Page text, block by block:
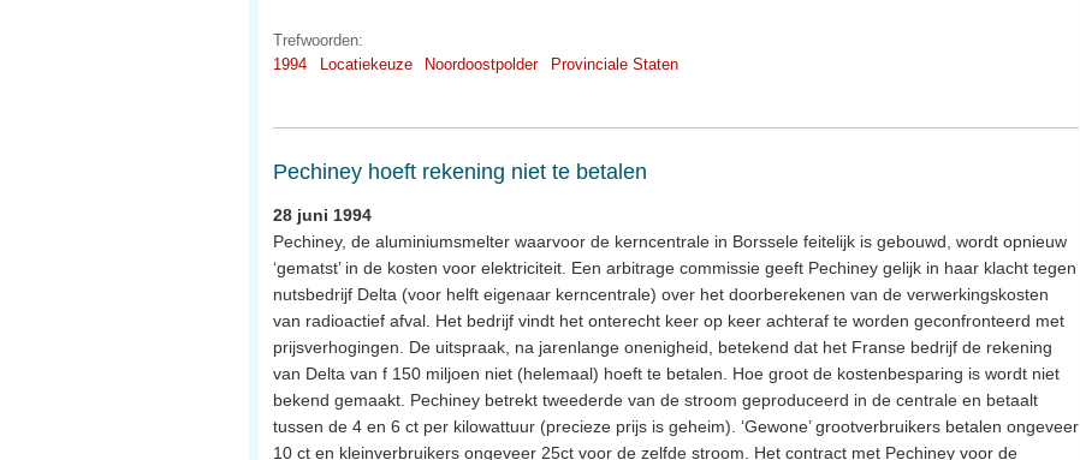
Trefwoorden:
1994
Locatiekeuze Noordoostpolder Provinciale Staten
Pechiney hoeft rekening niet te betalen
28 juni 1994
Pechiney, de aluminiumsmelter waarvoor de kerncentrale in Borssele feitelijk is gebouwd, wordt opnieuw
‘gematst’ in de kosten voor elektriciteit. Een arbitrage commissie geeft Pechiney gelijk in haar klacht tegen
nutsbedrijf Delta (voor helft eigenaar kerncentrale) over het doorberekenen van de verwerkingskosten
van radioactief afval. Het bedrijf vindt het onterecht keer op keer achteraf te worden geconfronteerd met
prijsverhogingen. De uitspraak, na jarenlange onenigheid, betekend dat het Franse bedrijf de rekening
van Delta van f 150 miljoen niet (helemaal) hoeft te betalen. Hoe groot de kostenbesparing is wordt niet
bekend gemaakt. Pechiney betrekt tweederde van de stroom geproduceerd in de centrale en betaalt
tussen de 4 en 6 ct per kilowattuur (precieze prijs is geheim). ‘Gewone’ grootverbruikers betalen ongeveer
10 ct en kleinverbruikers ongeveer 25ct voor de zelfde stroom. Het contract met Pechiney voor de